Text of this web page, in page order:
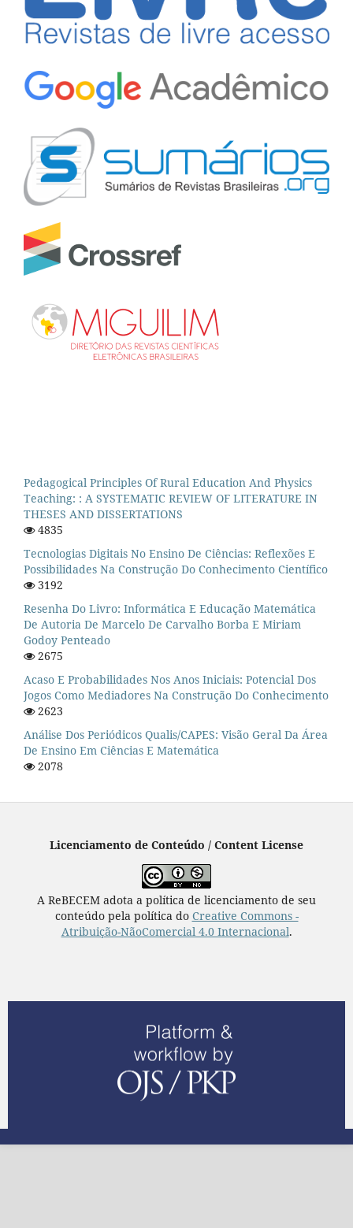
Pedagogical Principles Of Rural Education And Physics
Teaching: : A SYSTEMATIC REVIEW OF LITERATURE IN
THESES AND DISSERTATIONS
4835
Tecnologias Digitais No Ensino De Ciências: Reflexões E
Possibilidades Na Construção Do Conhecimento Científico
3192
Resenha Do Livro: Informática E Educação Matemática
De Autoria De Marcelo De Carvalho Borba E Miriam
Godoy Penteado
2675
Acaso E Probabilidades Nos Anos Iniciais: Potencial Dos
Jogos Como Mediadores Na Construção Do Conhecimento
2623
Análise Dos Periódicos Qualis/CAPES: Visão Geral Da Área
De Ensino Em Ciências E Matemática
2078
Licenciamento de Conteúdo / Content License
A ReBECEM adota a política de licenciamento de seu
conteúdo pela política do Creative Commons -
Atribuição-NãoComercial 4.0 Internacional.